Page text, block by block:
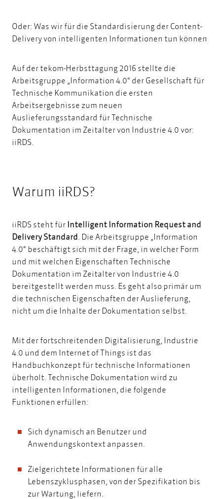
Oder: Was wir für die Standardisierung der Content-
Delivery von intelligenten Informationen tun können
Auf der tekom-Herbsttagung 2016 stellte die
Arbeitsgruppe „Information 4.0“ der Gesellschaft für
Technische Kommunikation die ersten
Arbeitsergebnisse zum neuen
Auslieferungsstandard für Technische
Dokumentation im Zeitalter von Industrie 4.0 vor:
iiRDS.
Warum iiRDS?
iiRDS steht für Intelligent Information Request and
Delivery Standard . Die Arbeitsgruppe „Information
4.0“ beschäftigt sich mit der Frage, in welcher Form
und mit welchen Eigenschaften Technische
Dokumentation im Zeitalter von Industrie 4.0
bereitgestellt werden muss. Es geht also primär um
die technischen Eigenschaften der Auslieferung,
nicht um die Inhalte der Dokumentation selbst.
Mit der fortschreitenden Digitalisierung, Industrie
4.0 und dem Internet of Things ist das
Handbuchkonzept für technische Informationen
überholt. Technische Dokumentation wird zu
intelligenten Informationen, die folgende
Funktionen erfüllen:
Sich dynamisch an Benutzer und
Anwendungskontext anpassen.
Zielgerichtete Informationen für alle
Lebenszyklusphasen, von der Spezifikation bis
zur Wartung, liefern.